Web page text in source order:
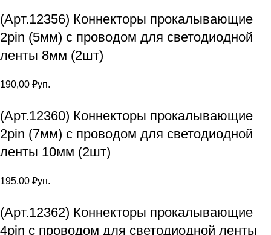
(Арт.12356) Коннекторы прокалывающие
2pin (5мм) с проводом для светодиодной
ленты 8мм (2шт)
190,00 ₽уп.
(Арт.12360) Коннекторы прокалывающие
2pin (7мм) с проводом для светодиодной
ленты 10мм (2шт)
195,00 ₽уп.
(Арт.12362) Коннекторы прокалывающие
4pin с проводом для светодиодной ленты